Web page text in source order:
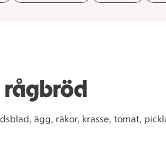
rågbröd
ägg, räkor, krasse, tomat,